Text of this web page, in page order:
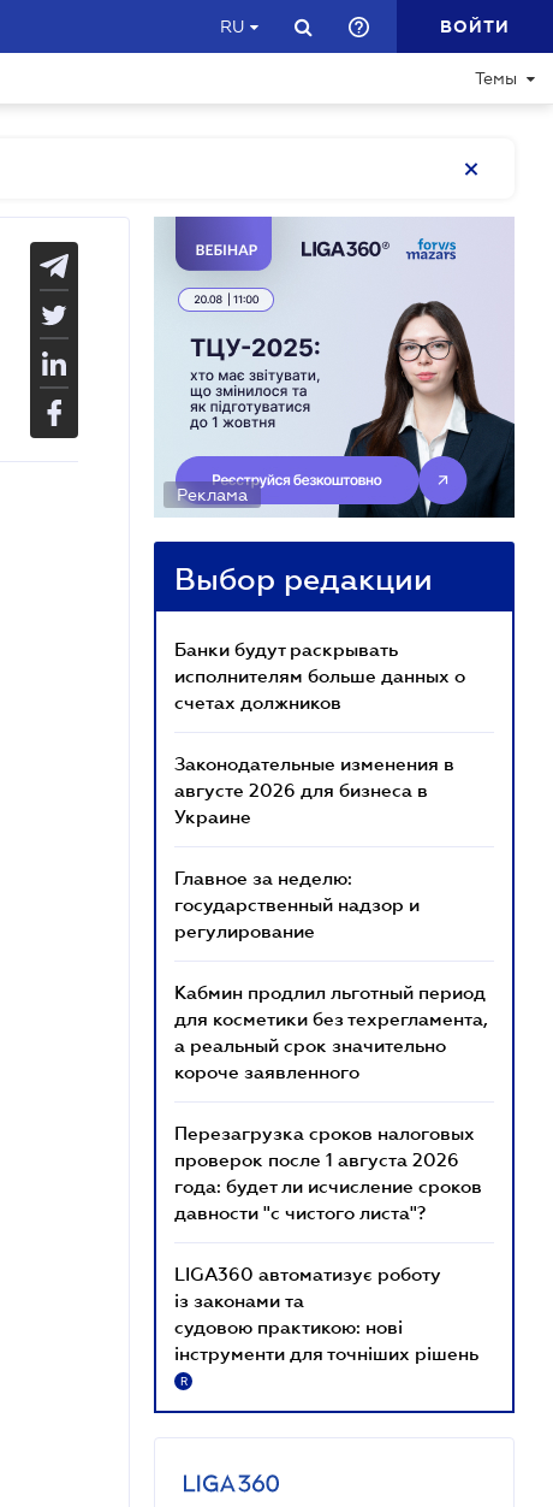
RU ВОЙТИ
Темы
Реклама
Выбор редакции
Банки будут раскрывать
исполнителям больше данных о
счетах должников
Законодательные изменения в
августе 2026 для бизнеса в
Украине
Главное за неделю:
государственный надзор и
регулирование
Кабмин продлил льготный период
для косметики без техрегламента,
а реальный срок значительно
короче заявленного
Перезагрузка сроков налоговых
проверок после 1 августа 2026
года: будет ли исчисление сроков
давности "с чистого листа"?
LIGA360 автоматизує роботу
із законами та
судовою практикою: нові
інструменти для точніших рішень
R